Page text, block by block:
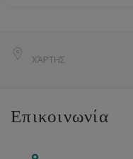
ΧΆΡΤΗΣ
Επικοινωνία